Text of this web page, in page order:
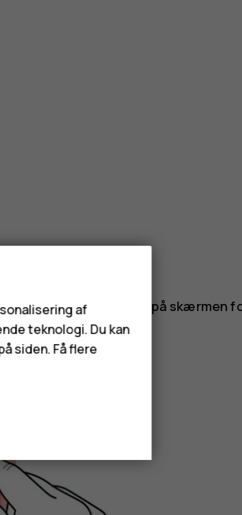
og løft fingeren. Tryk på skærmen
af
teknologi. Du kan
siden. Få flere